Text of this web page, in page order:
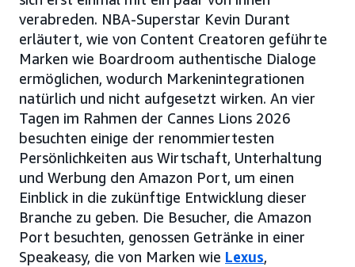
verabreden. NBA-Superstar Kevin Durant
erläutert, wie von Content Creatoren geführte
Marken wie Boardroom authentische Dialoge
ermöglichen, wodurch Markenintegrationen
natürlich und nicht aufgesetzt wirken. An vier
Tagen im Rahmen der Cannes Lions 2026
besuchten einige der renommiertesten
Persönlichkeiten aus Wirtschaft, Unterhaltung
und Werbung den Amazon Port, um einen
Einblick in die zukünftige Entwicklung dieser
Branche zu geben. Die Besucher, die Amazon
Port besuchten, genossen Getränke in einer
Speakeasy, die von Marken wie Lexus,